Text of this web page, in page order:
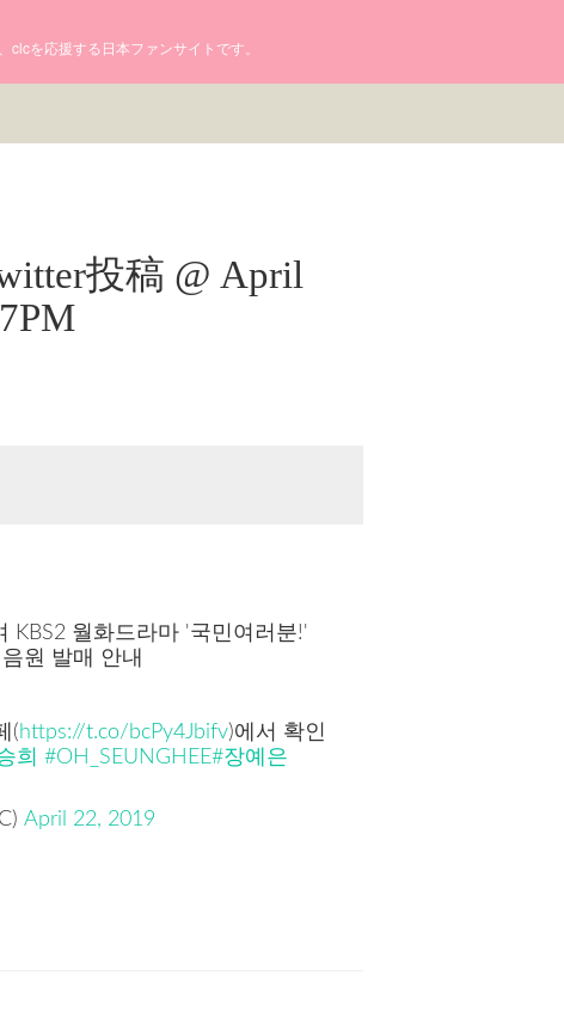
を応援する日本ファンサイトです。
投稿 @ April
KBS2 월화드라마 '국민여러분!'
원 발매 안내
( https://t.co/bcPy4Jbifv)에서 확인
희 #OH_SEUNGHEE#장예은
April 22, 2019